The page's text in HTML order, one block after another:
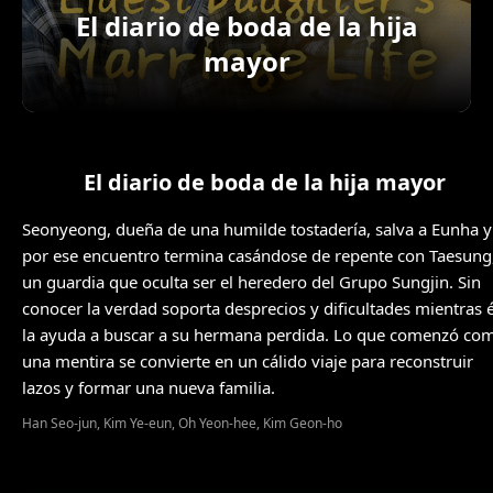
El diario de boda de la hija
mayor
El diario de boda de la hija mayor
Seonyeong, dueña de una humilde tostadería, salva a Eunha y
por ese encuentro termina casándose de repente con
un guardia que oculta ser el heredero del Grupo Sungjin. Sin
conocer la verdad soporta desprecios y dificultades mientras
la ayuda a buscar a su hermana perdida. Lo que comenzó
una mentira se convierte en un cálido viaje para reconstruir
lazos y formar una nueva familia.
Han Seo-jun, Kim Ye-eun, Oh Yeon-hee, Kim Geon-ho